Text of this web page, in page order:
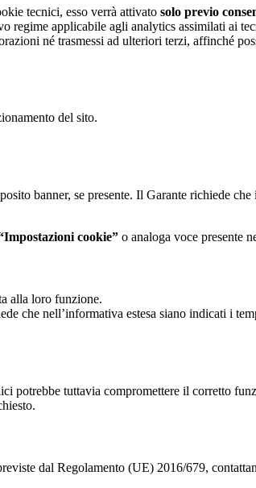
tecnici, esso verrà attivato solo previo
regime applicabile agli analytics assimilati ai
né trasmessi ad ulteriori terzi, affinché
del sito.
banner, se presente. Il Garante richiede che
cookie” o analoga voce presente
alla loro funzione.
che nell’informativa estesa siano indicati i
potrebbe tuttavia compromettere il corretto
dal Regolamento (UE) 2016/679,